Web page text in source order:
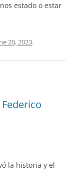
estado o estar
20, 2023.
la historia y el